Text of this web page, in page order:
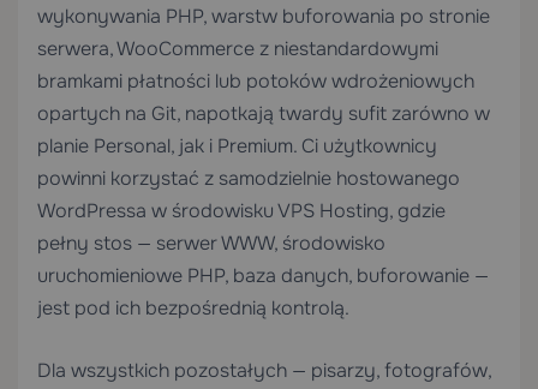
wykonywania PHP, warstw buforowania po stronie
serwera, WooCommerce z niestandardowymi
bramkami płatności lub potoków wdrożeniowych
opartych na Git, napotkają twardy sufit zarówno w
planie Personal, jak i Premium. Ci użytkownicy
powinni korzystać z samodzielnie hostowanego
WordPressa w środowiskuVPS Hosting, gdzie
pełny stos — serwer WWW, środowisko
uruchomieniowe PHP, baza danych, buforowanie —
jest pod ich bezpośrednią kontrolą.
Dla wszystkich pozostałych — pisarzy, fotografów,